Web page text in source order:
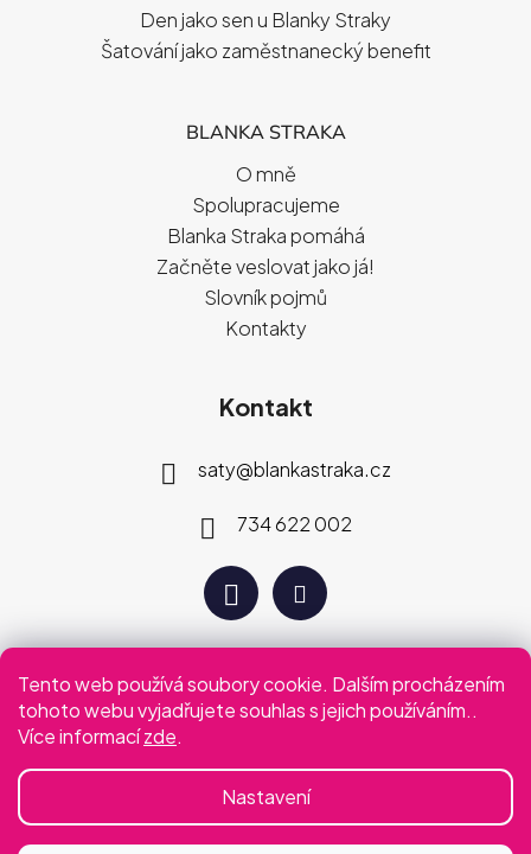
Tento web používá soubory cookie. Dalším procházením
tohoto webu vyjadřujete souhlas s jejich používáním..
Více informacízde.
Nastavení
Den jako sen u Blanky Straky
Šatování jako zaměstnanecký benefit
BLANKA STRAKA
O mně
Spolupracujeme
Blanka Straka pomáhá
Začněte veslovat jako já!
Slovník pojmů
Kontakty
Kontakt
saty@blankastraka.cz
734 622 002
Plaťte jak vám vyhovuje
Podmínky ochrany osobních údajů Obchodní podmínky